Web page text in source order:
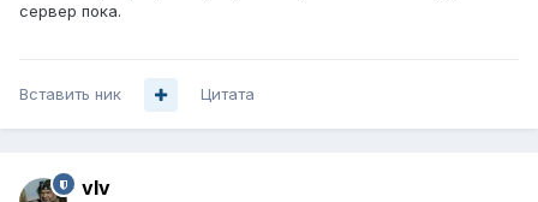
сервер пока.
Вставить ник Цитата
vIv